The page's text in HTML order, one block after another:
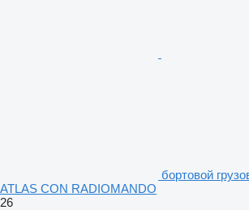
бортовой
ATLAS CON RADIOMANDO
26